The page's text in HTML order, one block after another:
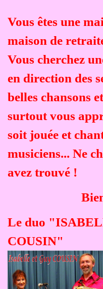
Vous êtes une
maison de
Vous cherchez
en direction des
belles chansons
surtout vous
soit jouée et
musiciens... Ne
avez trouvé !
Le duo
COUSIN"